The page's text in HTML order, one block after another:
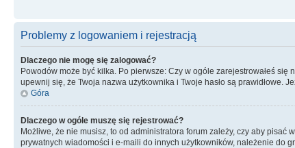
Problemy z logowaniem i rejestracją
Dlaczego nie mogę się zalogować?
Powodów może być kilka. Po pierwsze: Czy w ogóle zarejestrowałeś
upewnij się, że Twoja nazwa użytkownika i Twoje hasło są prawidłowe.
Góra
Dlaczego w ogóle muszę się rejestrować?
Możliwe, że nie musisz, to od administratora forum zależy, czy aby
prywatnych wiadomości i e-maili do innych użytkowników, należenie do